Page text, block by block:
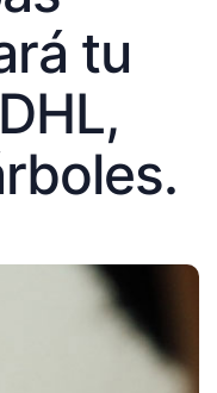
tu